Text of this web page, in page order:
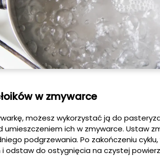
w zmywarce
możesz wykorzystać ją do
umieszczeniem ich w zmywarce. Ustaw
podgrzewania. Po zakończeniu cyklu,
i odstaw do ostygnięcia na czystej